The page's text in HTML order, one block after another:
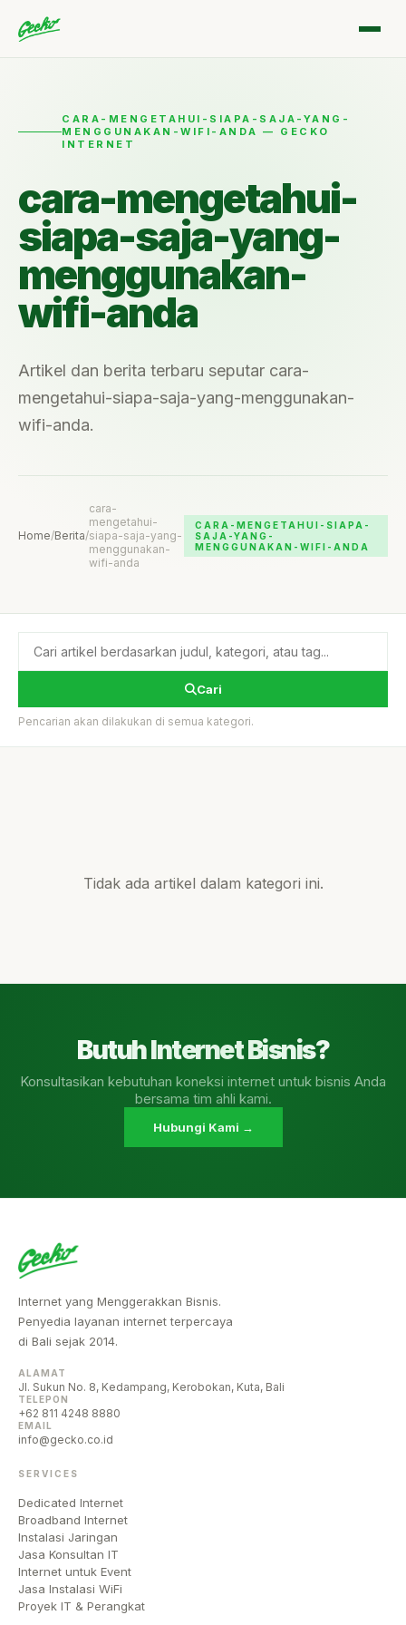
CARA-MENGETAHUI-SIAPA-SAJA-YANG-
MENGGUNAKAN-WIFI-ANDA — GECKO
INTERNET
cara-mengetahui-
siapa-saja-yang-
menggunakan-
wifi-anda
Artikel dan berita terbaru seputar cara-
mengetahui-siapa-saja-yang-menggunakan-
wifi-anda.
Home/Berita/
cara-
mengetahui-
siapa-saja-yang-
menggunakan-
wifi-anda
CARA-MENGETAHUI-SIAPA-
SAJA-YANG-
MENGGUNAKAN-WIFI-ANDA
Cari
Pencarian akan dilakukan di semua kategori.
Tidak ada artikel dalam kategori ini.
Butuh Internet Bisnis?
Konsultasikan kebutuhan koneksi internet untuk bisnis Anda
bersama tim ahli kami.
Hubungi Kami →
Internet yang Menggerakkan Bisnis.
Penyedia layanan internet terpercaya
di Bali sejak 2014.
ALAMAT
Jl. Sukun No. 8, Kedampang, Kerobokan, Kuta, Bali
TELEPON
+62 811 4248 8880
EMAIL
info@gecko.co.id
SERVICES
Dedicated Internet
Broadband Internet
Instalasi Jaringan
Jasa Konsultan IT
Internet untuk Event
Jasa Instalasi WiFi
Proyek IT & Perangkat